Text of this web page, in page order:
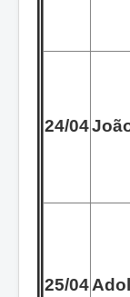
24/04
25/04